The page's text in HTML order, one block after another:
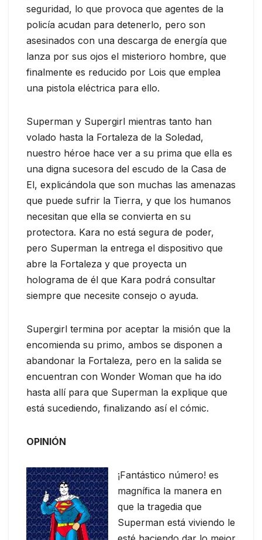
seguridad, lo que provoca que agentes de la
policía acudan para detenerlo, pero son
asesinados con una descarga de energía que
lanza por sus ojos el misterioro hombre, que
finalmente es reducido por Lois que emplea
una pistola eléctrica para ello.
Superman y Supergirl mientras tanto han
volado hasta la Fortaleza de la Soledad,
nuestro héroe hace ver a su prima que ella es
una digna sucesora del escudo de la Casa de
El, explicándola que son muchas las amenazas
que puede sufrir la Tierra, y que los humanos
necesitan que ella se convierta en su
protectora. Kara no está segura de poder,
pero Superman la entrega el dispositivo que
abre la Fortaleza y que proyecta un
holograma de él que Kara podrá consultar
siempre que necesite consejo o ayuda.
Supergirl termina por aceptar la misión que la
encomienda su primo, ambos se disponen a
abandonar la Fortaleza, pero en la salida se
encuentran con Wonder Woman que ha ido
hasta allí para que Superman la explique que
está sucediendo, finalizando así el cómic.
OPINIÓN
¡Fantástico número! es
magnífica la manera en
que la tragedia que
Superman está viviendo le